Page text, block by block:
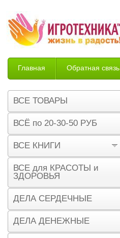
Главная Обратная связь
Возврат
ВСЕ ТОВАРЫ
ВСЁ по 20-30-50 РУБ
ВСЕ КНИГИ
ВСЕ для КРАСОТЫ и
ЗДОРОВЬЯ
ДЕЛА СЕРДЕЧНЫЕ
ДЕЛА ДЕНЕЖНЫЕ